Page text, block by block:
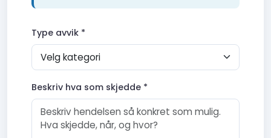
Type avvik *
Beskriv hva som skjedde *